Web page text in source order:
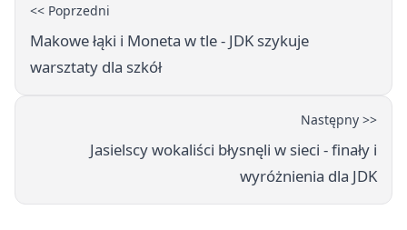
<< Poprzedni
Makowe łąki i Moneta w tle - JDK szykuje
warsztaty dla szkół
Następny >>
Jasielscy wokaliści błysnęli w sieci - finały i
wyróżnienia dla JDK